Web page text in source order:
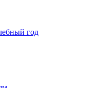
год